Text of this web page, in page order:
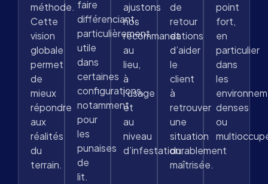
méthode.
Cette
vision
globale
permet
de
mieux
répondre
aux
réalités
du
terrain.
faire
différenciant,
particulièrement
utile
dans
certaines
configurations,
notamment
pour
les
punaises
de
lit.
ajustons
nos
recommandations
au
lieu,
à
l’usage
et
au
niveau
d’infestation.
de
retour
et
d’aider
le
client
à
retrouver
une
situation
durablement
maîtrisée.
point
fort,
en
particulier
dans
les
denses
ou